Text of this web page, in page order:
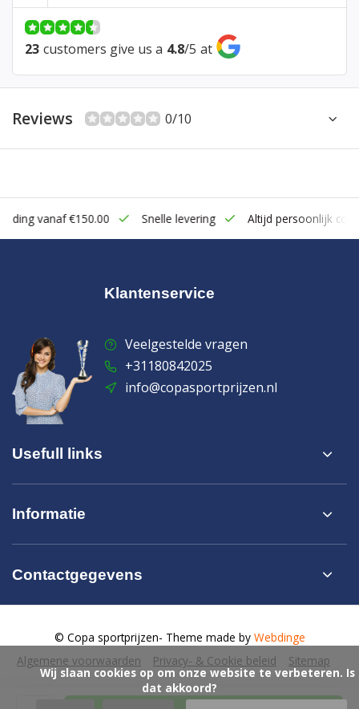
23 customers give us a 4.8/5 at
Reviews 0/10
vanaf €150.00 Snelle levering Altijd persoonlijk
Klantenservice
Veelgestelde vragen
+31180842025
info@copasportprijzen.nl
Usefull links
Informatie
Contactgegevens
Algemene voorwaarden Privacy- & Cookie beleid Sitemap
© Copa sportprijzen- Theme made by Webdinge
            Wij slaan cookies op om onze website te verbeteren. Is
dat akkoord?